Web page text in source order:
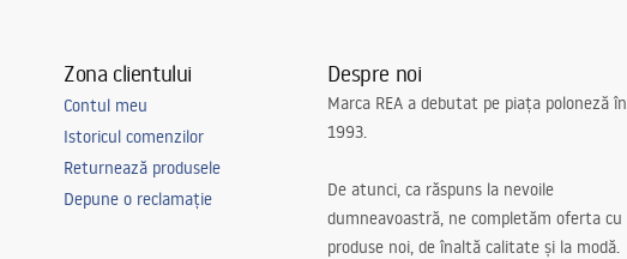
structura de oțel, 24 de
elemente
Zona clientului
Contul meu
Istoricul comenzilor
Returnează produsele
Depune o reclamație
Despre noi
Marca REA a debutat pe piața poloneză în
1993.
De atunci, ca răspuns la nevoile
dumneavoastră, ne completăm oferta cu
produse noi, de înaltă calitate și la modă.